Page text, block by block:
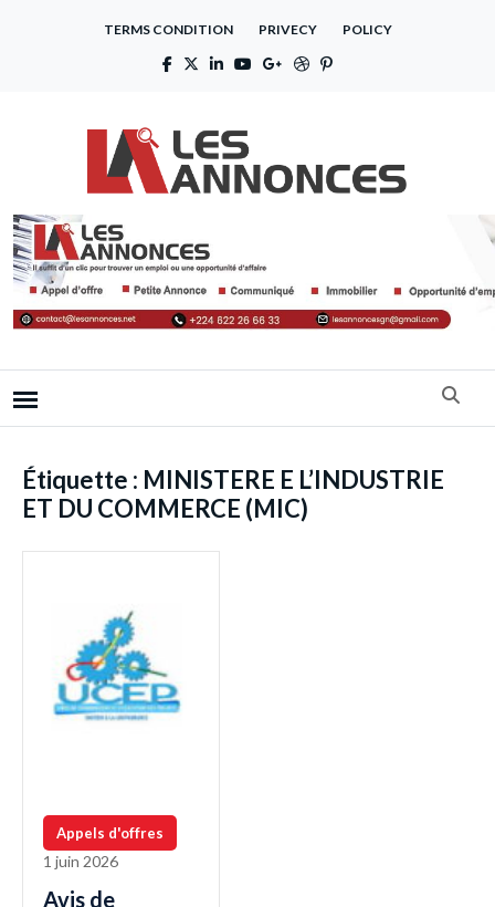
TERMS CONDITION PRIVECY POLICY
Étiquette : MINISTERE E L’INDUSTRIE
ET DU COMMERCE (MIC)
Appels d'offres
1 juin 2026
Avis de